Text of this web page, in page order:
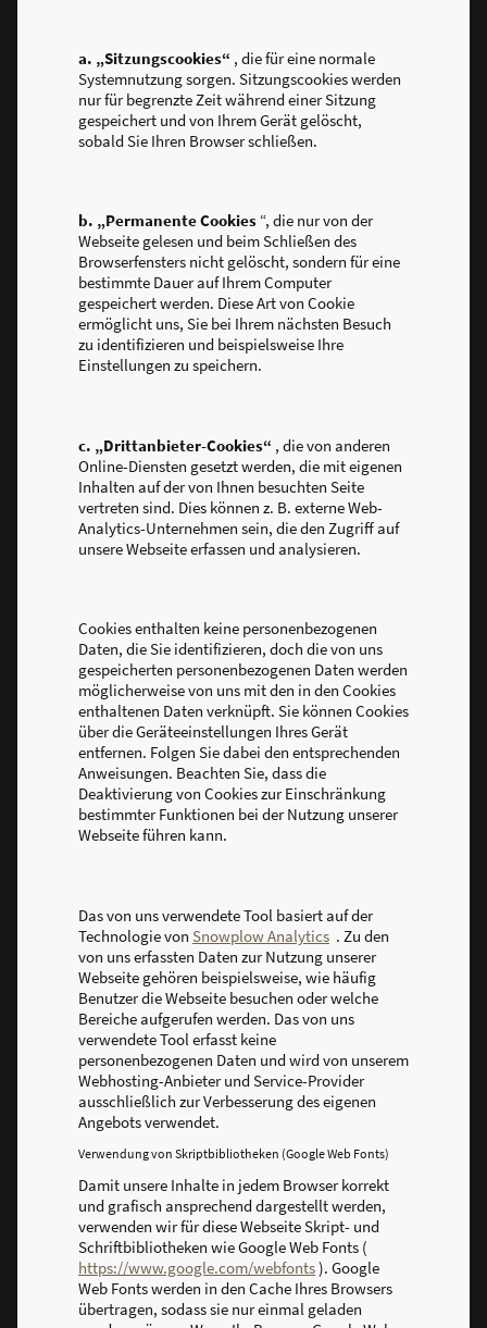
a. „Sitzungscookies“ , die für eine normale
Systemnutzung sorgen. Sitzungscookies werden
nur für begrenzte Zeit während einer Sitzung
gespeichert und von Ihrem Gerät gelöscht,
sobald Sie Ihren Browser schließen.
b. „Permanente Cookies “, die nur von der
Webseite gelesen und beim Schließen des
Browserfensters nicht gelöscht, sondern für eine
bestimmte Dauer auf Ihrem Computer
gespeichert werden. Diese Art von Cookie
ermöglicht uns, Sie bei Ihrem nächsten Besuch
zu identifizieren und beispielsweise Ihre
Einstellungen zu speichern.
c. „Drittanbieter-Cookies“ , die von anderen
Online-Diensten gesetzt werden, die mit eigenen
Inhalten auf der von Ihnen besuchten Seite
vertreten sind. Dies können z. B. externe Web-
Analytics-Unternehmen sein, die den Zugriff auf
unsere Webseite erfassen und analysieren.
Cookies enthalten keine personenbezogenen
Daten, die Sie identifizieren, doch die von uns
gespeicherten personenbezogenen Daten werden
möglicherweise von uns mit den in den Cookies
enthaltenen Daten verknüpft. Sie können Cookies
über die Geräteeinstellungen Ihres Gerät
entfernen. Folgen Sie dabei den entsprechenden
Anweisungen. Beachten Sie, dass die
Deaktivierung von Cookies zur Einschränkung
bestimmter Funktionen bei der Nutzung unserer
Webseite führen kann.
Das von uns verwendete Tool basiert auf der
Technologie von Snowplow Analytics . Zu den
von uns erfassten Daten zur Nutzung unserer
Webseite gehören beispielsweise, wie häufig
Benutzer die Webseite besuchen oder welche
Bereiche aufgerufen werden. Das von uns
verwendete Tool erfasst keine
personenbezogenen Daten und wird von unserem
Webhosting-Anbieter und Service-Provider
ausschließlich zur Verbesserung des eigenen
Angebots verwendet.
Verwendung von Skriptbibliotheken (Google Web Fonts)
Damit unsere Inhalte in jedem Browser korrekt
und grafisch ansprechend dargestellt werden,
verwenden wir für diese Webseite Skript- und
Schriftbibliotheken wie Google Web Fonts (
https://www.google.com/webfonts). Google
Web Fonts werden in den Cache Ihres Browsers
übertragen, sodass sie nur einmal geladen